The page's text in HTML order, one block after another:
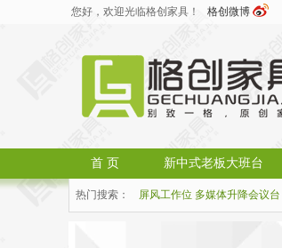
您好，欢迎光临格创家具！ 格创微博
首 页 新中式老板大班台
热门搜索： 屏风工作位 多媒体升降会议台